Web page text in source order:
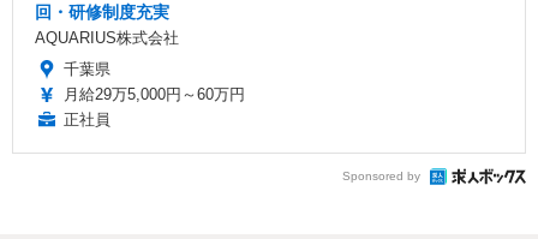
回・研修制度充実
AQUARIUS株式会社
千葉県
月給29万5,000円～60万円
正社員
Sponsored by